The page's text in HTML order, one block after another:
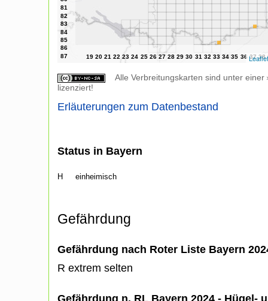
Leaflet
Alle Verbreitungskarten sind unter einer
lizenziert!
Erläuterungen zum Datenbestand
Status in Bayern
H einheimisch
Gefährdung
Gefährdung nach Roter Liste Bayern
R extrem selten
Gefährdung n. RL Bayern 2024 - Hügel-